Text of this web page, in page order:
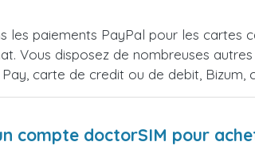
les paiements PayPal pour les
Vous disposez de nombreuses
carte de credit ou de debit,
compte doctorSIM pour